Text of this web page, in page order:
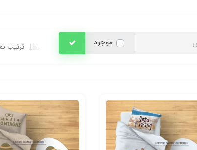
موجود ترتیب